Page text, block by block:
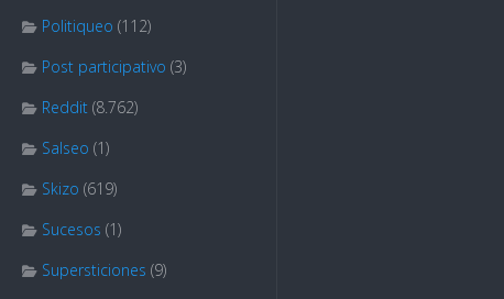
Politiqueo (112)
Post participativo (3)
Reddit (8.762)
Salseo (1)
Skizo (619)
Sucesos (1)
Supersticiones (9)